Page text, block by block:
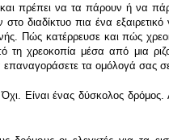
πρέπει να τα πάρουν ή να
διαδίκτυο πια ένα
Πώς κατέρρευσε και πώς
τη χρεοκοπία μέσα από μια
τα ομόλογά σας
Είναι ένας δύσκολος